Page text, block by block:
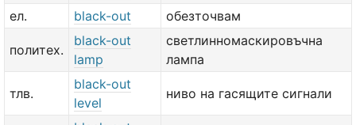
ел.
black-out обезточвам
политех.
black-out
lamp
светлинномаскировъчна
лампа
тлв.
black-out
level
ниво на гасящите сигнали